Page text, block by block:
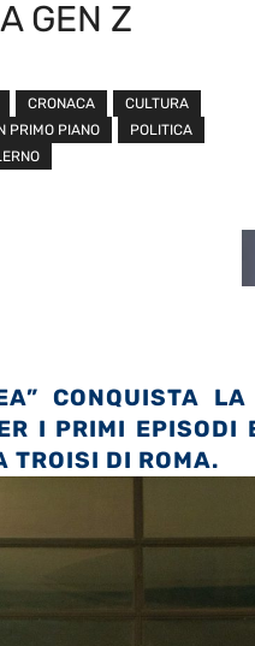
GEN Z
CRONACA
CULTURA
PRIMO PIANO
POLITICA
CONQUISTA
I PRIMI EPISODI
TROISI DI ROMA.